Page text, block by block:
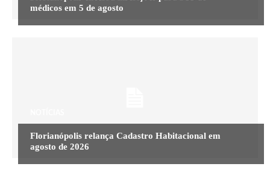
médicos em 5 de agosto
Florianópolis relança Cadastro Habitacional em
agosto de 2026